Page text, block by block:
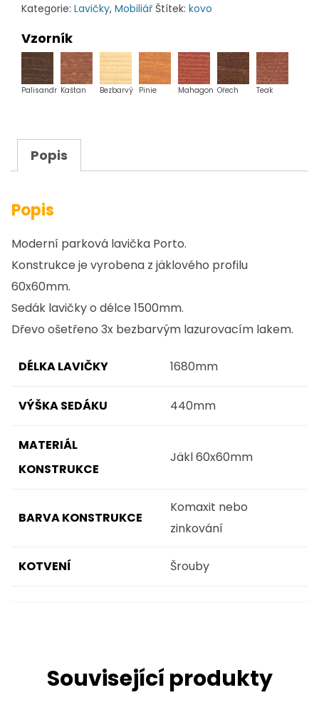
Kategorie: Lavičky, Mobiliář Štítek: kovo
Vzorník
Palisandr Kaštan Bezbarvý Pinie Mahagon Ořech Teak
Popis
Popis
Moderní parková lavička Porto.
Konstrukce je vyrobena z jäklového profilu
60x60mm.
Sedák lavičky o délce 1500mm.
Dřevo ošetřeno 3x bezbarvým lazurovacím lakem.
DÉLKA LAVIČKY 1680mm
VÝŠKA SEDÁKU 440mm
MATERIÁL
KONSTRUKCE
Jäkl 60x60mm
BARVA KONSTRUKCE
Komaxit nebo
zinkování
KOTVENÍ Šrouby
Související produkty